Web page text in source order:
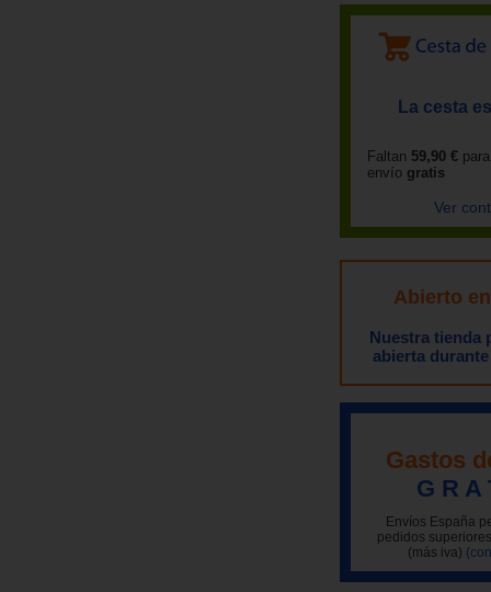
La cesta
Faltan 59,90 €
envío gratis
Ver
Abierto
Nuestra tienda
abierta
Gastos
G R A
Envíos España
pedidos
(más iva)